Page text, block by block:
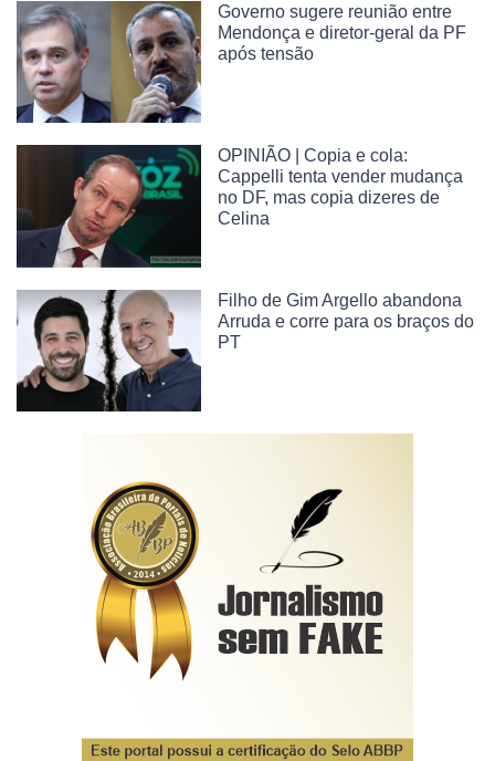
Governo sugere reunião entre
Mendonça e diretor-geral da PF
após tensão
OPINIÃO | Copia e cola:
Cappelli tenta vender mudança
no DF, mas copia dizeres de
Celina
Filho de Gim Argello abandona
Arruda e corre para os braços do
PT